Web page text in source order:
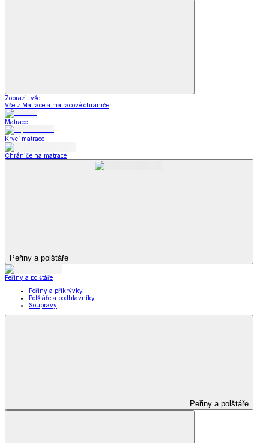
Zobrazit vše
Vše z Matrace a matracové chrániče
Matrace
Krycí matrace
Chrániče na matrace
Peřiny a polštáře
Peřiny a polštáře
Peřiny a přikrývky
Polštáře a podhlavníky
Soupravy
Peřiny a polštáře